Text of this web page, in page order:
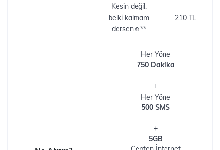
Kesin değil,
belki kalmam
dersen☺**
210 TL
Her Yöne
750 Dakika
+
Her Yöne
500 SMS
+
5GB